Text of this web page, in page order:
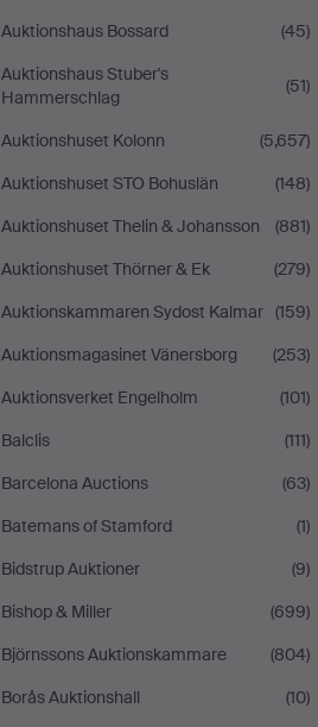
Auktionshaus Bossard
(45)
Auktionshaus Stuber's
Hammerschlag
(51)
Auktionshuset Kolonn
(5,657)
Auktionshuset STO Bohuslän
(148)
Auktionshuset Thelin & Johansson
(881)
Auktionshuset Thörner & Ek
(279)
Auktionskammaren Sydost Kalmar (159)
Auktionsmagasinet Vänersborg
(253)
Auktionsverket Engelholm
(101)
Balclis
(111)
Barcelona Auctions
(63)
Batemans of Stamford
(1)
Bidstrup Auktioner
(9)
Bishop & Miller
(699)
Björnssons Auktionskammare
(804)
Borås Auktionshall
(10)